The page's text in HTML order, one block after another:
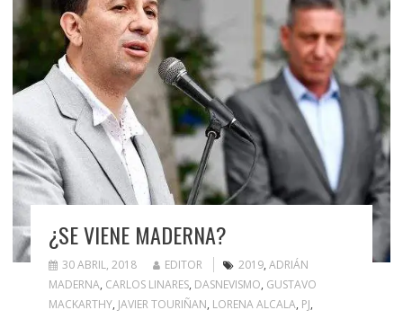
¿SE VIENE MADERNA?
30 ABRIL, 2018 EDITOR 2019, ADRIÁN
MADERNA, CARLOS LINARES, DASNEVISMO, GUSTAVO
MACKARTHY, JAVIER TOURIÑAN, LORENA ALCALA, PJ,